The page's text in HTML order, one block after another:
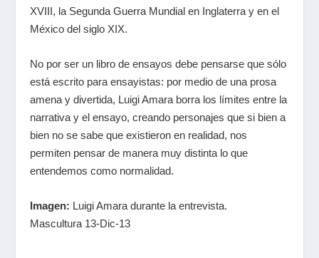
XVIII, la Segunda Guerra Mundial en Inglaterra y en el
México del siglo XIX.
No por ser un libro de ensayos debe pensarse que sólo
está escrito para ensayistas: por medio de una prosa
amena y divertida, Luigi Amara borra los límites entre la
narrativa y el ensayo, creando personajes que si bien a
bien no se sabe que existieron en realidad, nos
permiten pensar de manera muy distinta lo que
entendemos como normalidad.
Imagen: Luigi Amara durante la entrevista.
Mascultura 13-Dic-13